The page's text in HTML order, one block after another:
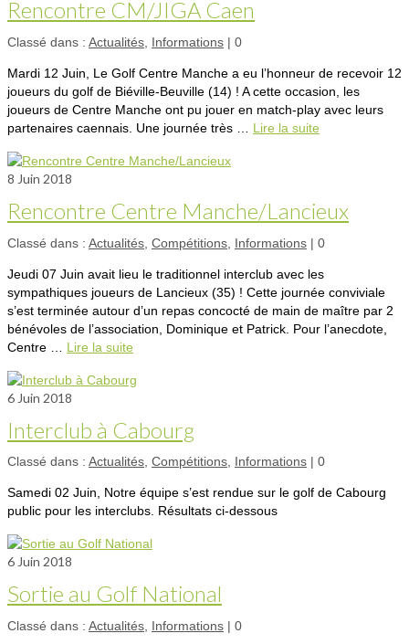
Rencontre CM/JIGA Caen
Classé dans : Actualités Informations | 0
Mardi 12 Juin, Le Golf Centre Manche a eu l’honneur de recevoir 12
joueurs du golf de Biéville-Beuville (14) ! A cette occasion, les
joueurs de Centre Manche ont pu jouer en match-play avec leurs
partenaires caennais. Une journée très … Lire la suite­­
8 Juin 2018
Rencontre Centre Manche/Lancieux
Classé dans : Actualités Compétitions Informations | 0
Jeudi 07 Juin avait lieu le traditionnel interclub avec les
sympathiques joueurs de Lancieux (35) ! Cette journée conviviale
s’est terminée autour d’un repas concocté de main de maître par 2
bénévoles de l’association, Dominique et Patrick. Pour l’anecdote,
Centre … Lire la suite­­
6 Juin 2018
Interclub à Cabourg
Classé dans : Actualités, Compétitions, Informations | 0
Samedi 02 Juin, Notre équipe s’est rendue sur le golf de Cabourg
public pour les interclubs. Résultats ci-dessous
6Juin 2018
Sortie au Golf National
Classé dans : Actualités, Informations | 0